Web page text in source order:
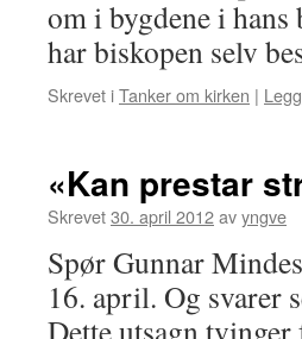
om i bygdene i hans
har biskopen selv
Skrevet iTanker om kirken |
«Kan prestar
Skrevet30. april 2012avyngve
Spør Gunnar
16. april. Og svarer
Dette utsagn